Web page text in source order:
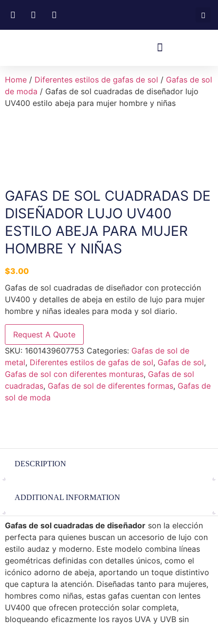
Home / Diferentes estilos de gafas de sol / Gafas de sol
de moda / Gafas de sol cuadradas de diseñador lujo
UV400 estilo abeja para mujer hombre y niñas
GAFAS DE SOL CUADRADAS DE
DISEÑADOR LUJO UV400
ESTILO ABEJA PARA MUJER
HOMBRE Y NIÑAS
$3.00
Gafas de sol cuadradas de diseñador con protección
UV400 y detalles de abeja en estilo de lujo para mujer
hombre y niñas ideales para moda y sol diario.
Request A Quote
SKU: 1601439607753 Categories: Gafas de sol de
metal, Diferentes estilos de gafas de sol, Gafas de sol,
Gafas de sol con diferentes monturas, Gafas de sol
cuadradas, Gafas de sol de diferentes formas, Gafas de
sol de moda
DESCRIPTION
ADDITIONAL INFORMATION
Gafas de sol cuadradas de diseñador son la elección
perfecta para quienes buscan un accesorio de lujo con
estilo audaz y moderno. Este modelo combina líneas
geométricas definidas con detalles únicos, como el
icónico adorno de abeja, aportando un toque distintivo
que captura la atención. Diseñadas tanto para mujeres,
hombres como niñas, estas gafas cuentan con lentes
UV400 que ofrecen protección solar completa,
bloqueando eficazmente los rayos UVA y UVB sin